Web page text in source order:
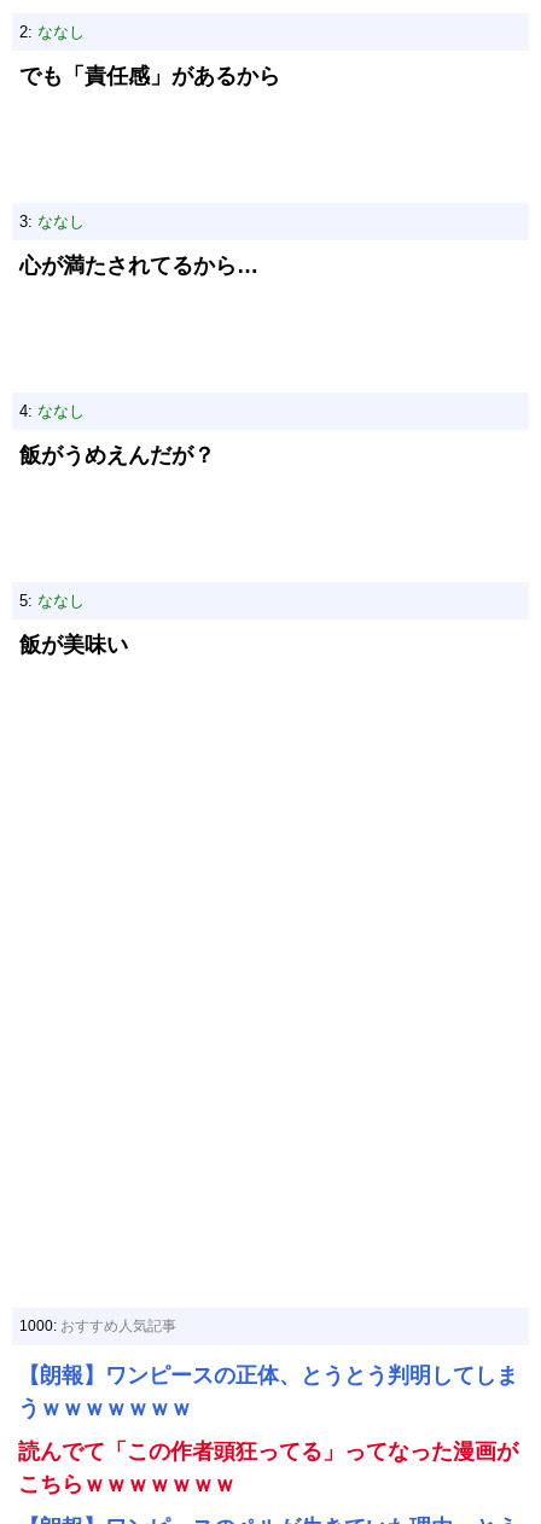
2: ななし
でも「責任感」があるから
3: ななし
心が満たされてるから…
4: ななし
飯がうめえんだが？
5: ななし
飯が美味い
1000: おすすめ人気記事
【朗報】ワンピースの正体、とうとう判明してしま
うｗｗｗｗｗｗｗ
読んでて「この作者頭狂ってる」ってなった漫画が
こちらｗｗｗｗｗｗｗ